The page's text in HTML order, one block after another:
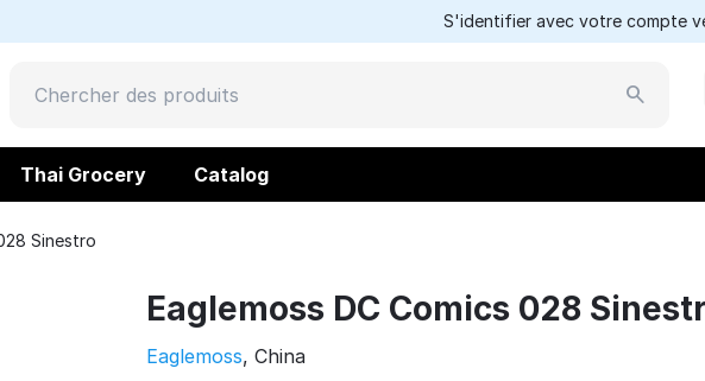
S'identifier avec votre compte
Thai Grocery Catalog
Sinestro
Eaglemoss DC Comics 028
Eaglemoss, China